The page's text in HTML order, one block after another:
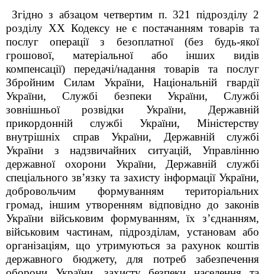
Згідно з абзацом четвертим п. 321
підрозділу 2
розділу ХХ Кодексу не є постачанням товарів та
послуг операції з безоплатної (без будь-якої
грошової, матеріальної або інших видів
компенсації) передачі/надання товарів та послуг
Збройним Силам України, Національній гвардії
України, Службі безпеки України, Службі
зовнішньої розвідки України, Державній
прикордонній службі України, Міністерству
внутрішніх справ України, Державній службі
України з надзвичайних ситуацій, Управлінню
державної охорони України, Державній службі
спеціального зв’язку та захисту інформації України,
добровольчим формуванням територіальних
громад, іншим утворенням відповідно до законів
України військовим формуванням, їх з’єднанням,
військовим частинам, підрозділам, установам або
організаціям, що утримуються за рахунок коштів
державного бюджету, для потреб забезпечення